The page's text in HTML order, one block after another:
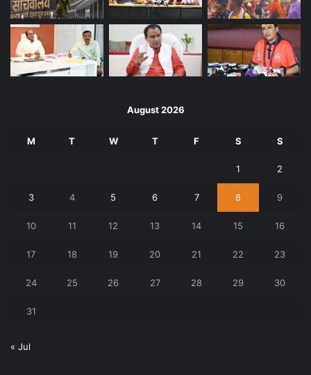
August 2026
M T W T F S S
1 2
3 4 5 6 7 8 9
10 11 12 13 14 15 16
17 18 19 20 21 22 23
24 25 26 27 28 29 30
31
« Jul